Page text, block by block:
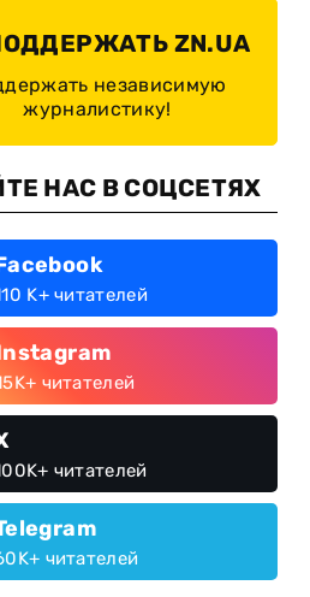
ZN.UA
независимую
журналистику!
НАС В СОЦСЕТЯХ
K+ читателей
читателей
читателей
читателей